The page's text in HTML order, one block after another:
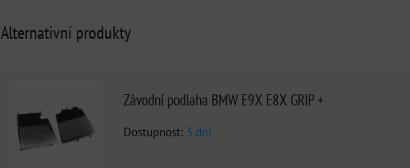
Alternativní produkty
Závodní podlaha BMW E9X E8X GRIP +
Dostupnost: 3 dni